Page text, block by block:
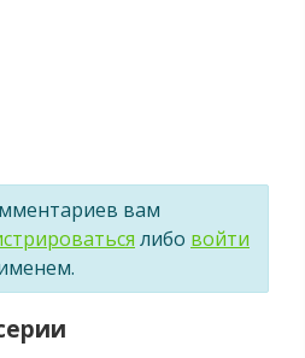
вам
либо войти